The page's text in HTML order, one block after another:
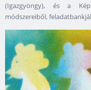
(Igazgyöngy), és a
módszereiből,